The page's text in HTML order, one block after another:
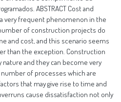
ABSTRACT Cost and
very frequent phenomenon in the
of construction projects do
and cost, and this scenario seems
than the exception. Construction
and they can become very
number of processes which are
that may give rise to time and
cause dissatisfaction not only